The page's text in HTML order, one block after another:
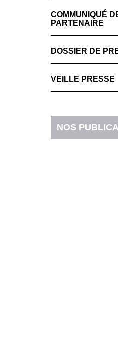
COMMUNIQUÉ
PARTENAIRE
DOSSIER DE
VEILLE PRESSE
NOS